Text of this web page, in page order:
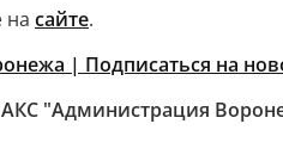
на сайте.
| Подписаться на
"Администрация